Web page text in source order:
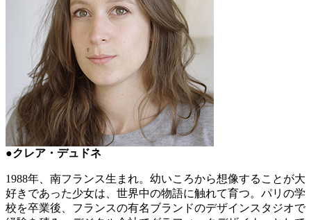
●クレア・デュドネ
1988年、南フランス生まれ。幼いころから想像することが大
好きであった少女は、世界中の物語に触れて育つ。パリの学
校を卒業後、フランスの有名ブランドのデザインスタジオで